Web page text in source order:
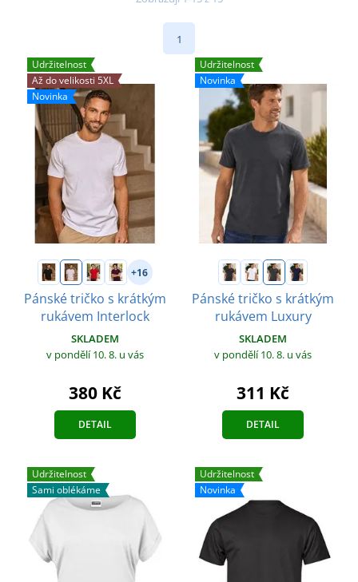
1
Udržitelnost
Až do velikosti 5XL
Novinka
+16
Pánské tričko s krátkým
rukávem Interlock
SKLADEM
v pondělí 10. 8. u vás
380 Kč
DETAIL
Udržitelnost
Novinka
Pánské tričko s krátkým
rukávem Luxury
SKLADEM
v pondělí 10. 8. u vás
311 Kč
DETAIL
Udržitelnost
Sami oblékáme
Udržitelnost
Novinka